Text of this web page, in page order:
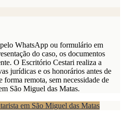
WhatsApp ou formulário em
do caso, os documentos
O Escritório Cestari realiza a
jurídicas e os honorários antes de
remota, sem necessidade de
São Miguel das Matas.
em São Miguel das Matas